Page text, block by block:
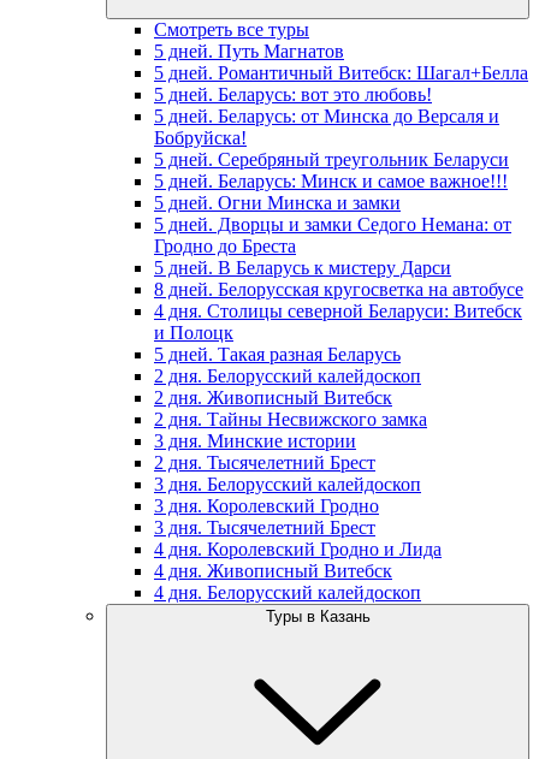
Смотреть все туры
5 дней. Путь Магнатов
5 дней. Романтичный Витебск: Шагал+Белла
5 дней. Беларусь: вот это любовь!
5 дней. Беларусь: от Минска до Версаля и
Бобруйска!
5 дней. Серебряный треугольник Беларуси
5 дней. Беларусь: Минск и самое важное!!!
5 дней. Огни Минска и замки
5 дней. Дворцы и замки Седого Немана: от
Гродно до Бреста
5 дней. В Беларусь к мистеру Дарси
8 дней. Белорусская кругосветка на автобусе
4 дня. Столицы северной Беларуси: Витебск
и Полоцк
5 дней. Такая разная Беларусь
2 дня. Белорусский калейдоскоп
2 дня. Живописный Витебск
2 дня. Тайны Несвижского замка
3 дня. Минские истории
2 дня. Тысячелетний Брест
3 дня. Белорусский калейдоскоп
3 дня. Королевский Гродно
3 дня. Тысячелетний Брест
4 дня. Королевский Гродно и Лида
4 дня. Живописный Витебск
4 дня. Белорусский калейдоскоп
Туры в Казань